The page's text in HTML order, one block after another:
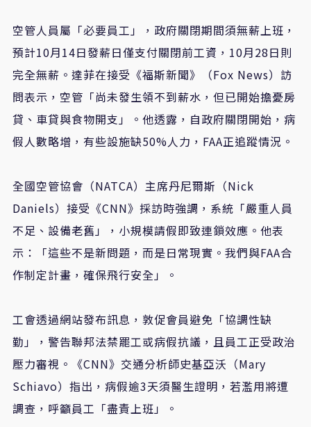
空管人員屬「必要員工」，政府關閉期間須無薪上班，
預計10月14日發薪日僅支付關閉前工資，10月28日則
完全無薪。達菲在接受《福斯新聞》（Fox News）訪
問表示，空管「尚未發生領不到薪水，但已開始擔憂房
貸、車貸與食物開支」。他透露，自政府關閉開始，病
假人數略增，有些設施缺50%人力，FAA正追蹤情況。
全國空管協會（NATCA）主席丹尼爾斯（Nick
Daniels）接受《CNN》採訪時強調，系統「嚴重人員
不足、設備老舊」，小規模請假即致連鎖效應。他表
示：「這些不是新問題，而是日常現實。我們與FAA合
作制定計畫，確保飛行安全」。
工會透過網站發布訊息，敦促會員避免「協調性缺
勤」，警告聯邦法禁罷工或病假抗議，且員工正受政治
壓力審視。《CNN》交通分析師史基亞沃（Mary
Schiavo）指出，病假逾3天須醫生證明，若濫用將遭
調查，呼籲員工「盡責上班」。